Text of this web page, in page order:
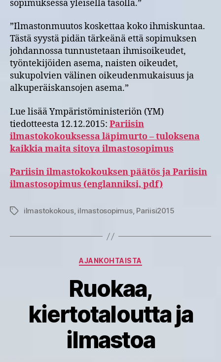
sopimuksessa yleisellä tasolla.”
”Ilmastonmuutos koskettaa koko ihmiskuntaa.
Tästä syystä pidän tärkeänä että sopimuksen
johdannossa tunnustetaan ihmisoikeudet,
työntekijöiden asema, naisten oikeudet,
sukupolvien välinen oikeudenmukaisuus ja
alkuperäiskansojen asema.”
Lue lisää Ympäristöministeriön (YM)
tiedotteesta 12.12.2015: Pariisin
ilmastokokouksessa läpimurto – tuloksena
kaikkia maita sitova ilmastosopimus
Pariisin ilmastokokouksen päätös ja Pariisin
ilmastosopimus (englanniksi, pdf)
Avainsanat
ilmastokokous, ilmastosopimus, Pariisi2015
Kategoriat
AJANKOHTAISTA
Ruokaa,
kiertotaloutta ja
ilmastoa